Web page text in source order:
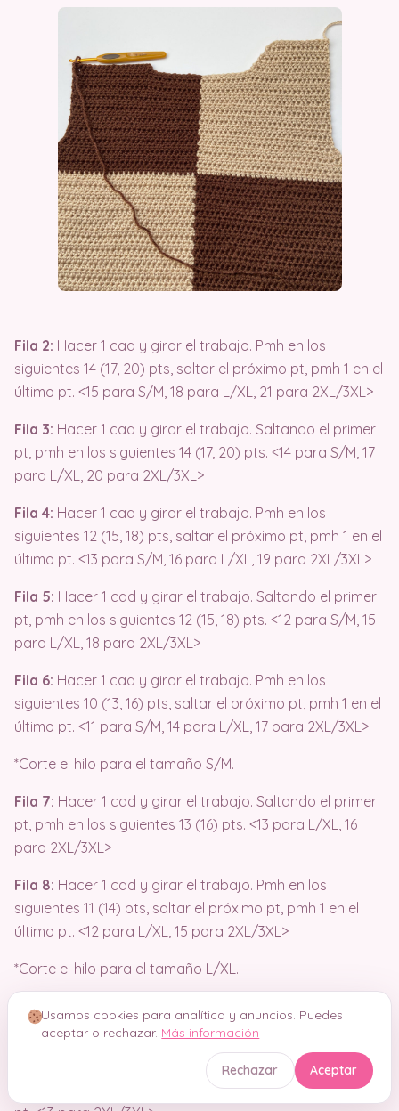
Fila 2: Hacer 1 cad y girar el trabajo. Pmh en los
siguientes 14 (17, 20) pts, saltar el próximo pt, pmh 1 en el
último pt. <15 para S/M, 18 para L/XL, 21 para 2XL/3XL>
Fila 3: Hacer 1 cad y girar el trabajo. Saltando el primer
pt, pmh en los siguientes 14 (17, 20) pts. <14 para S/M, 17
para L/XL, 20 para 2XL/3XL>
Fila 4: Hacer 1 cad y girar el trabajo. Pmh en los
siguientes 12 (15, 18) pts, saltar el próximo pt, pmh 1 en el
último pt. <13 para S/M, 16 para L/XL, 19 para 2XL/3XL>
Fila 5: Hacer 1 cad y girar el trabajo. Saltando el primer
pt, pmh en los siguientes 12 (15, 18) pts. <12 para S/M, 15
para L/XL, 18 para 2XL/3XL>
Fila 6: Hacer 1 cad y girar el trabajo. Pmh en los
siguientes 10 (13, 16) pts, saltar el próximo pt, pmh 1 en el
último pt. <11 para S/M, 14 para L/XL, 17 para 2XL/3XL>
*Corte el hilo para el tamaño S/M.
Fila 7: Hacer 1 cad y girar el trabajo. Saltando el primer
pt, pmh en los siguientes 13 (16) pts. <13 para L/XL, 16
para 2XL/3XL>
Fila 8: Hacer 1 cad y girar el trabajo. Pmh en los
siguientes 11 (14) pts, saltar el próximo pt, pmh 1 en el
último pt. <12 para L/XL, 15 para 2XL/3XL>
*Corte el hilo para el tamaño L/XL.
Fila 9:
Hacer 1 cad y girar el trabajo. Saltando el primer
pt, pmh en los siguientes 14 pts. <14 para 2XL/3XL>
Hacer 1 cad y girar el trabajo. Pmh en los
siguientes 12 pts, saltar el próximo pt, pmh 1 en el último
Usamos cookies para analítica y anuncios. Puedes
aceptar o rechazar. Más información
Rechazar Aceptar